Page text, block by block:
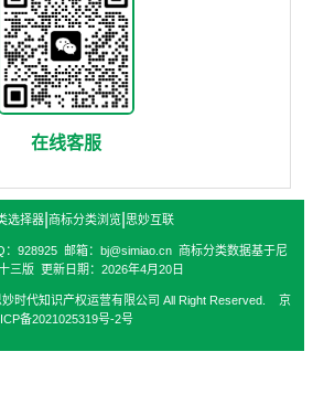
在线客服
选择器| 商标分类浏览| 思妙互联
928925 邮箱：bj@simiao.cn 商标分类数据基于尼
三版 更新日期：2026年4月20日
时代知识产权运营有限公司 All Right Reserved. 京
ICP备2021025319号-2号